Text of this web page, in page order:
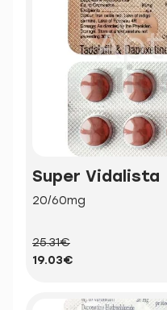
Super Vidalista
20/60mg
25.31€
19.03€